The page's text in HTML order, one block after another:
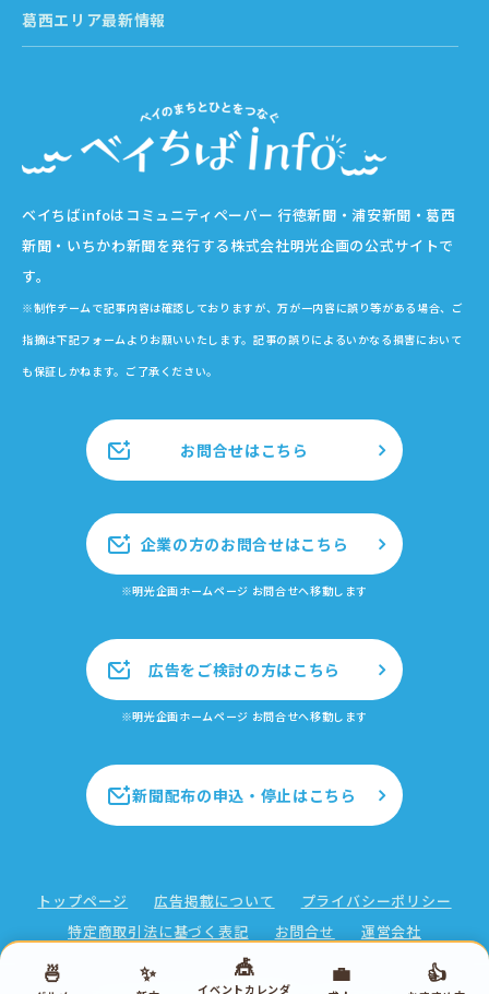
ベイちばinfoはコミュニティペーパー 行徳新聞・浦安新聞・葛西
新聞・いちかわ新聞を発行する株式会社明光企画の公式サイトで
す。
※制作チームで記事内容は確認しておりますが、万が一内容に誤り等がある場合、ご
指摘は下記フォームよりお願いいたします。記事の誤りによるいかなる損害において
も保証しかねます。ご了承ください。
お問合せはこちら
企業の方のお問合せはこちら
※明光企画ホームページ お問合せへ移動します
広告をご検討の方はこちら
※明光企画ホームページ お問合せへ移動します
新聞配布の申込・停止はこちら
🍜 ✨ 🎪
イベントカレンダ
💼 👍
葛西エリア最新情報
トップページ 広告掲載について
プライバシーポリシー
特定商取引法に基づく表記
お問合せ 運営会社
Copyright ©2026 株式会社明光企画 All rights reserved.